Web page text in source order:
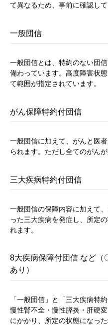
て異なるため、事前に確認して
一般団信
一般団信とは、特約のない団
備わっています。高度障害状
て範囲が指定されています。
がん保障特約付団信
一般団信に加えて、がんと医
られます。ただし全てのがん
三大疾病特約付団信
一般団信の保障内容に加えて
った三大疾病を発症し、所定
れます。
8大疾病保障付団信 など（
あり）
「一般団信」と「三大疾病特
慢性腎不全・慢性膵炎・肝硬
にかかり、所定の状態になっ